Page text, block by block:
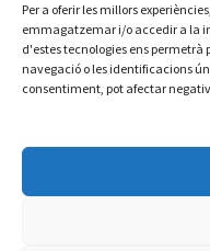
Per a oferir les millors
emmagatzemar i/o accedir a la
d'estes tecnologies ens
navegació o les identificacions
consentiment, pot afectar